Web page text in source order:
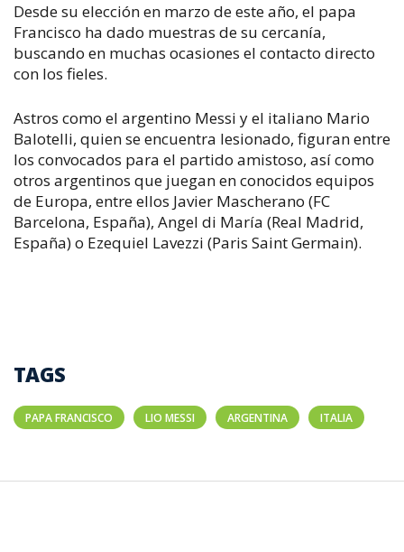
Desde su elección en marzo de este año, el papa
Francisco ha dado muestras de su cercanía,
buscando en muchas ocasiones el contacto directo
con los fieles.
Astros como el argentino Messi y el italiano Mario
Balotelli, quien se encuentra lesionado, figuran entre
los convocados para el partido amistoso, así como
otros argentinos que juegan en conocidos equipos
de Europa, entre ellos Javier Mascherano (FC
Barcelona, España), Angel di María (Real Madrid,
España) o Ezequiel Lavezzi (Paris Saint Germain).
TAGS
PAPA FRANCISCO LIO MESSI ARGENTINA ITALIA